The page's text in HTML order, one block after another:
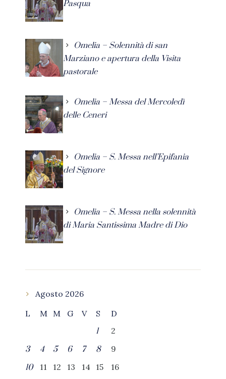
Pasqua
Omelia – Solennità di san
Marziano e apertura della Visita
pastorale
Omelia – Messa del Mercoledì
delle Ceneri
Omelia – S. Messa nell’Epifania
del Signore
Omelia – S. Messa nella solennità
di Maria Santissima Madre di Dio
Agosto 2026
L
M M G V S
D
1
2
3
4 5 6 7 8
9
10
11 12 13 14 15
16